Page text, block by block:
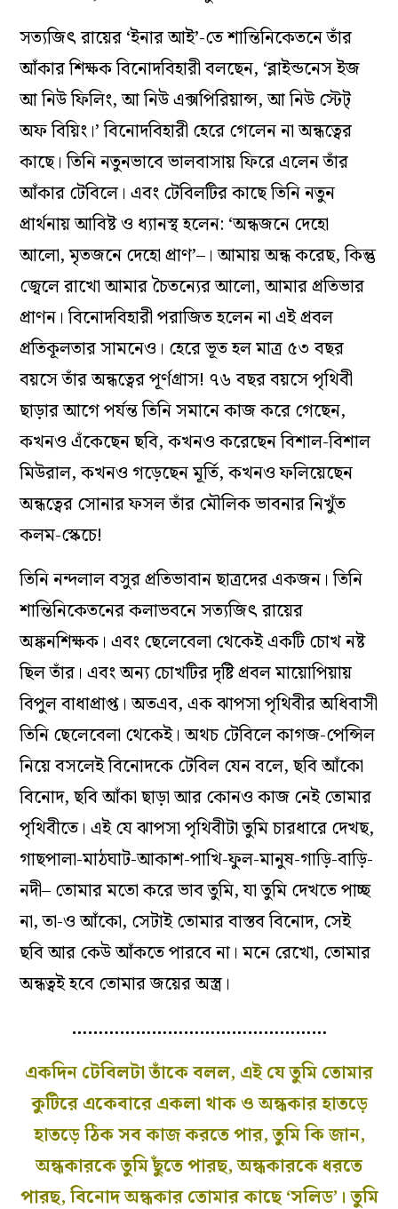
সত‌্যজিৎ রায়ের ‘ইনার আই’-তে শান্তিনিকেতনে তাঁর
আঁকার শিক্ষক বিনোদবিহারী বলছেন, ‘ব্লাইন্ডনেস ইজ
আ নিউ ফিলিং, আ নিউ এক্সপিরিয়ান্স, আ নিউ স্টেট্‌
অফ বিয়িং।’ বিনোদবিহারী হেরে গেলেন না অন্ধত্বের
কাছে। তিনি নতুনভাবে ভালবাসায় ফিরে এলেন তাঁর
আঁকার টেবিলে। এবং টেবিলটির কাছে তিনি নতুন
প্রার্থনায় আবিষ্ট ও ধ‌্যানস্থ হলেন: ‘অন্ধজনে দেহো
আলো, মৃতজনে দেহো প্রাণ’–। আমায় অন্ধ করেছ, কিন্তু
জ্বেলে রাখো আমার চৈতন‌্যের আলো, আমার প্রতিভার
প্রাণন। বিনোদবিহারী পরাজিত হলেন না এই প্রবল
প্রতিকূলতার সামনেও। হেরে ভূত হল মাত্র ৫৩ বছর
বয়সে তাঁর অন্ধত্বের পূর্ণগ্রাস! ৭৬ বছর বয়সে পৃথিবী
ছাড়ার আগে পর্যন্ত তিনি সমানে কাজ করে গেছেন,
কখনও এঁকেছেন ছবি, কখনও করেছেন বিশাল-বিশাল
মিউরাল, কখনও গড়েছেন মূর্তি, কখনও ফলিয়েছেন
অন্ধত্বের সোনার ফসল তাঁর মৌলিক ভাবনার নিখুঁত
কলম-স্কেচে!
তিনি নন্দলাল বসুর প্রতিভাবান ছাত্রদের একজন। তিনি
শান্তিনিকেতনের কলাভবনে সত‌্যজিৎ রায়ের
অঙ্কনশিক্ষক। এবং ছেলেবেলা থেকেই একটি চোখ নষ্ট
ছিল তাঁর। এবং অন‌্য চোখটির দৃষ্টি প্রবল মায়োপিয়ায়
বিপুল বাধাপ্রাপ্ত। অতএব, এক ঝাপসা পৃথিবীর অধিবাসী
তিনি ছেলেবেলা থেকেই। অথচ টেবিলে কাগজ-পেন্সিল
নিয়ে বসলেই বিনোদকে টেবিল যেন বলে, ছবি আঁকো
বিনোদ, ছবি আঁকা ছাড়া আর কোনও কাজ নেই তোমার
পৃথিবীতে। এই যে ঝাপসা পৃথিবীটা তুমি চারধারে দেখছ,
গাছপালা-মাঠঘাট-আকাশ-পাখি-ফুল-মানুষ-গাড়ি-বাড়ি-
নদী– তোমার মতো করে ভাব তুমি, যা তুমি দেখতে পাচ্ছ
না, তা-ও আঁকো, সেটাই তোমার বাস্তব বিনোদ, সেই
ছবি আর কেউ আঁকতে পারবে না। মনে রেখো, তোমার
অন্ধত্বই হবে তোমার জয়ের অস্ত্র।
…………………………………………
একদিন টেবিলটা তাঁকে বলল, এই যে তুমি তোমার
কুটিরে একেবারে একলা থাক ও অন্ধকার হাতড়ে
হাতড়ে ঠিক সব কাজ করতে পার, তুমি কি জান,
অন্ধকারকে তুমি ছুঁতে পারছ, অন্ধকারকে ধরতে
পারছ, বিনোদ অন্ধকার তোমার কাছে ‘সলিড’। তুমি